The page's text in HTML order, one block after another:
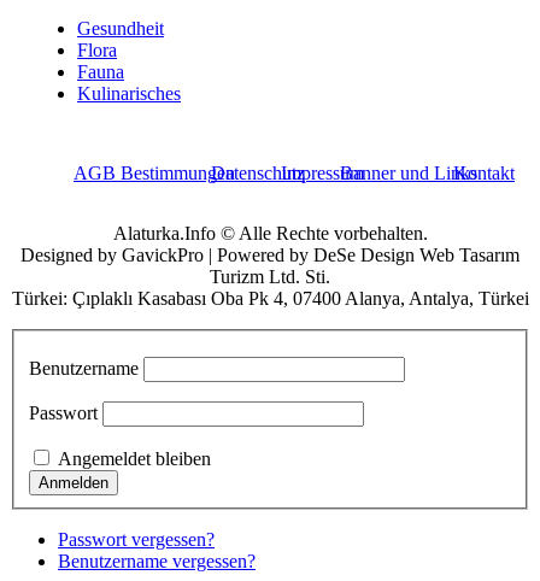
Gesundheit
Flora
Fauna
Kulinarisches
AGB BestimmungenDatenschutzImpressumBanner und LinksKontakt
Alaturka.Info © Alle Rechte vorbehalten.
Designed by GavickPro | Powered by DeSe Design Web Tasarım
Turizm Ltd. Sti.
Türkei: Çıplaklı Kasabası Oba Pk 4, 07400 Alanya, Antalya, Türkei
Benutzername
Passwort
Angemeldet bleiben
Passwort vergessen?
Benutzername vergessen?